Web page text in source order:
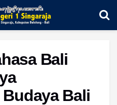
Bali
Bali